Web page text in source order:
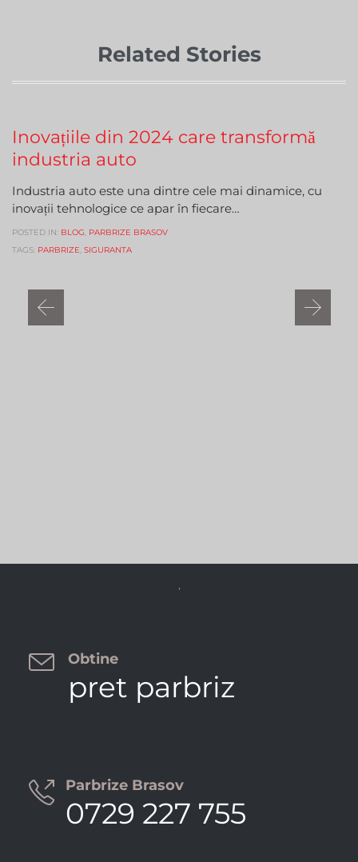
Related Stories
Inovațiile din 2024 care transformă
industria auto
Industria auto este una dintre cele mai dinamice, cu
inovații tehnologice ce apar în fiecare…
POSTED IN: BLOG, PARBRIZE BRASOV
TAGS: PARBRIZE, SIGURANTA
 Obtine
pret parbriz
 Parbrize Brasov
0729 227 755